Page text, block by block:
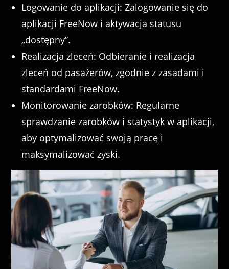
Logowanie do aplikacji: Zalogowanie się do
aplikacji FreeNow i aktywacja statusu
„dostępny”.
Realizacja zleceń: Odbieranie i realizacja
zleceń od pasażerów, zgodnie z zasadami i
standardami FreeNow.
Monitorowanie zarobków: Regularne
sprawdzanie zarobków i statystyk w aplikacji,
aby optymalizować swoją pracę i
maksymalizować zyski.